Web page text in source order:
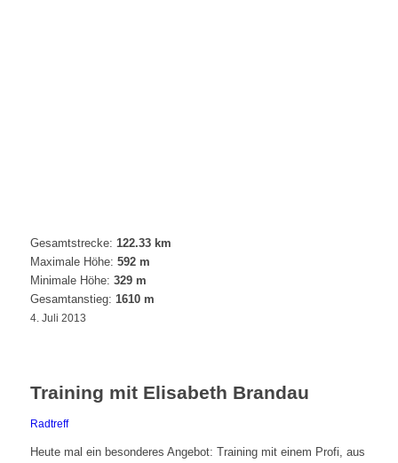
Gesamtstrecke: 122.33 km
Maximale Höhe: 592 m
Minimale Höhe: 329 m
Gesamtanstieg: 1610 m
4. Juli 2013
Training mit Elisabeth Brandau
Radtreff
Heute mal ein besonderes Angebot: Training mit einem Profi, aus